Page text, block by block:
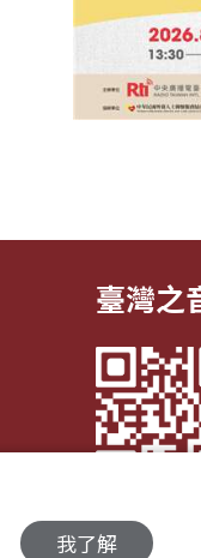
臺灣之
我了解